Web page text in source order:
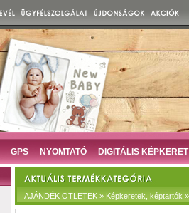
GPS NYOMTATÓ DIGITÁLIS KÉPKERET
AJÁNDÉK ÖTLETEK » Képkeretek, képtartók